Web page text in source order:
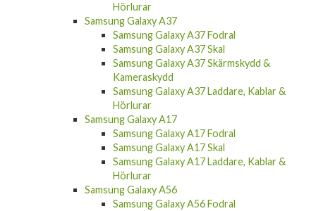
Hörlurar
Samsung Galaxy A37
Samsung Galaxy A37 Fodral
Samsung Galaxy A37 Skal
Samsung Galaxy A37 Skärmskydd &
Kameraskydd
Samsung Galaxy A37 Laddare, Kablar &
Hörlurar
Samsung Galaxy A17
Samsung Galaxy A17 Fodral
Samsung Galaxy A17 Skal
Samsung Galaxy A17 Laddare, Kablar &
Hörlurar
Samsung Galaxy A56
Samsung Galaxy A56 Fodral